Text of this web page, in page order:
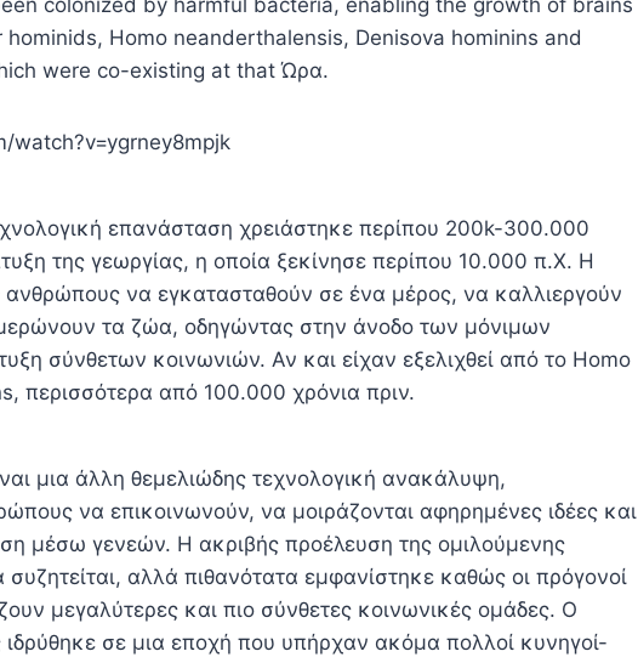
Homo neanderthalensis, Denisova hominins and
were co-existing at that Ώρα.
watch?v=ygrney8mpjk
επανάσταση χρειάστηκε περίπου 200k-300.000
της γεωργίας, η οποία ξεκίνησε περίπου 10.000 π.Χ. Η
ανθρώπους να εγκατασταθούν σε ένα μέρος, να καλλιεργούν
τα ζώα, οδηγώντας στην άνοδο των μόνιμων
σύνθετων κοινωνιών. Αν και είχαν εξελιχθεί από το Homo
περισσότερα από 100.000 χρόνια πριν.
μια άλλη θεμελιώδης τεχνολογική ανακάλυψη,
να επικοινωνούν, να μοιράζονται αφηρημένες ιδέες και
μέσω γενεών. Η ακριβής προέλευση της ομιλούμενης
αλλά πιθανότατα εμφανίστηκε καθώς οι πρόγονοί
μεγαλύτερες και πιο σύνθετες κοινωνικές ομάδες. Ο
ιδρύθηκε σε μια εποχή που υπήρχαν ακόμα πολλοί κυνηγοί-